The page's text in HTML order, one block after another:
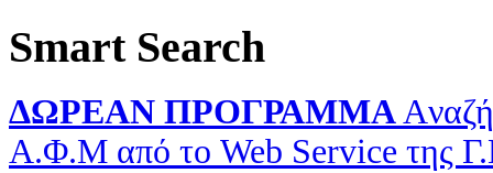
Smart Search
ΔΩΡΕΑΝ ΠΡΟΓΡΑΜΜΑ
Α.Φ.Μ από το Web Service της